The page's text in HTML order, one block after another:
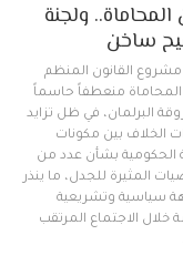
ولجنة
ساخن
القانون المنظم
منعطفاً حاسماً
البرلمان، في ظل تزايد
الخلاف بين مكونات
الحكومية بشأن عدد من
المثيرة للجدل، ما ينذر
سياسية وتشريعية
خلال الاجتماع المرتقب